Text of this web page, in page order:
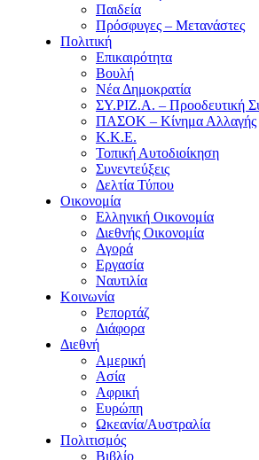
Παιδεία
Πρόσφυγες – Μετανάστες
Πολιτική
Επικαιρότητα
Βουλή
Νέα Δημοκρατία
ΣΥ.ΡΙΖ.Α. – Προοδευτική
ΠΑΣΟΚ – Κίνημα Αλλαγής
Κ.Κ.Ε.
Τοπική Αυτοδιοίκηση
Συνεντεύξεις
Δελτία Τύπου
Οικονομία
Ελληνική Οικονομία
Διεθνής Οικονομία
Αγορά
Εργασία
Ναυτιλία
Κοινωνία
Ρεπορτάζ
Διάφορα
Διεθνή
Αμερική
Ασία
Αφρική
Ευρώπη
Ωκεανία/Αυστραλία
Πολιτισμός
Βιβλίο